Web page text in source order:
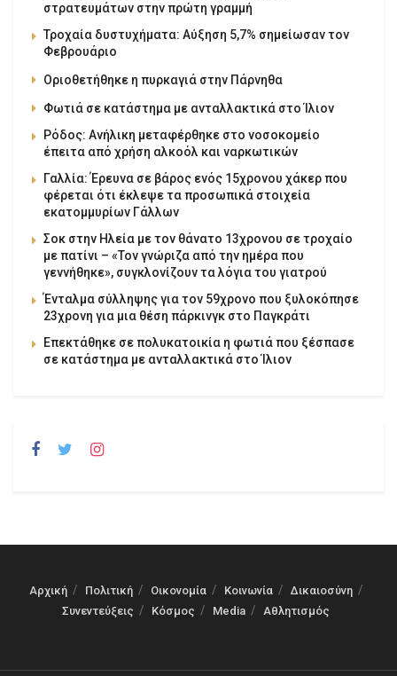
στρατευμάτων στην πρώτη γραμμή
Τροχαία δυστυχήματα: Αύξηση 5,7% σημείωσαν τον
Φεβρουάριο
Οριοθετήθηκε η πυρκαγιά στην Πάρνηθα
Φωτιά σε κατάστημα με ανταλλακτικά στο Ίλιον
Ρόδος: Ανήλικη μεταφέρθηκε στο νοσοκομείο
έπειτα από χρήση αλκοόλ και ναρκωτικών
Γαλλία: Έρευνα σε βάρος ενός 15χρονου χάκερ που
φέρεται ότι έκλεψε τα προσωπικά στοιχεία
εκατομμυρίων Γάλλων
Σοκ στην Ηλεία με τον θάνατο 13χρονου σε τροχαίο
με πατίνι – «Τον γνώριζα από την ημέρα που
γεννήθηκε», συγκλονίζουν τα λόγια του γιατρού
Ένταλμα σύλληψης για τον 59χρονο που ξυλοκόπησε
23χρονη για μια θέση πάρκινγκ στο Παγκράτι
Επεκτάθηκε σε πολυκατοικία η φωτιά που ξέσπασε
σε κατάστημα με ανταλλακτικά στο Ίλιον
Αρχική Πολιτική Οικονομία Κοινωνία
Δικαιοσύνη
Συνεντεύξεις
Κόσμος Media Αθλητισμός